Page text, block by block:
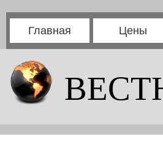
Главная Цены